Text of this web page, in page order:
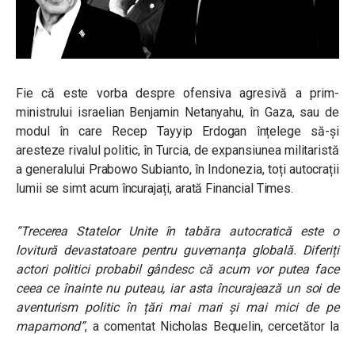
Fie că este vorba despre ofensiva agresivă a prim-
ministrului israelian Benjamin Netanyahu, în Gaza, sau de
modul în care Recep Tayyip Erdogan înțelege să-și
aresteze rivalul politic, în Turcia, de expansiunea militaristă
a generalului Prabowo Subianto, în Indonezia, toți autocrații
lumii se simt acum încurajați, arată Financial Times.
“Trecerea Statelor Unite în tabăra autocratică este o
lovitură devastatoare pentru guvernanța globală. Diferiți
actori politici probabil gândesc că acum vor putea face
ceea ce înainte nu puteau, iar asta încurajează un soi de
aventurism politic în țări mai mari și mai mici de pe
mapamond”, a comentat Nicholas Bequelin, cercetător la